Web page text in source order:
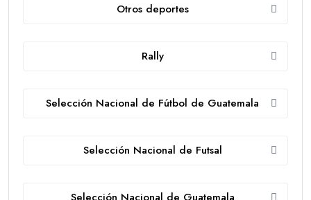
Otros deportes
Rally
Selección Nacional de Fútbol de Guatemala
Selección Nacional de Futsal